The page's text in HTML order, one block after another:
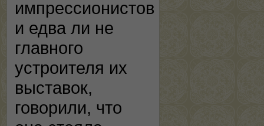
импрессионистов
и едва ли не
главного
устроителя их
выставок,
говорили, что